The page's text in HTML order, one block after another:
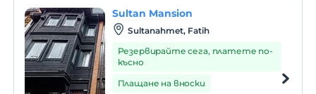
Sultan Mansion
Sultanahmet, Fatih
Резервирайте сега, платете по-
късно
Плащане на вноски